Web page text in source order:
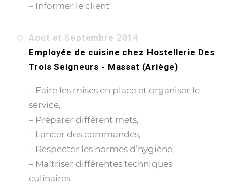
– Informer le client
Août et Septembre 2014
Employée de cuisine chez Hostellerie Des
Trois Seigneurs - Massat (Ariège)
– Faire les mises en place et organiser le
service,
– Préparer différent mets,
– Lancer des commandes,
– Respecter les normes d’hygiène,
– Maîtriser différentes techniques
culinaires